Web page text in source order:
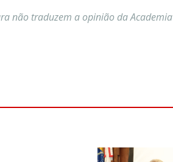
não traduzem a opinião da Academia